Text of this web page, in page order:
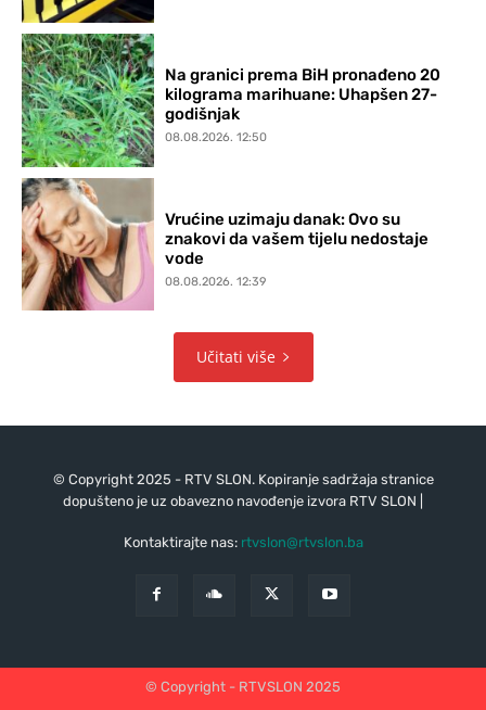
Na granici prema BiH pronađeno 20
kilograma marihuane: Uhapšen 27-
godišnjak
08.08.2026. 12:50
Vrućine uzimaju danak: Ovo su
znakovi da vašem tijelu nedostaje
vode
08.08.2026. 12:39
Učitati više
© Copyright 2025 - RTV SLON. Kopiranje sadržaja stranice
dopušteno je uz obavezno navođenje izvora RTV SLON |
Kontaktirajte nas: rtvslon@rtvslon.ba
© Copyright - RTVSLON 2025